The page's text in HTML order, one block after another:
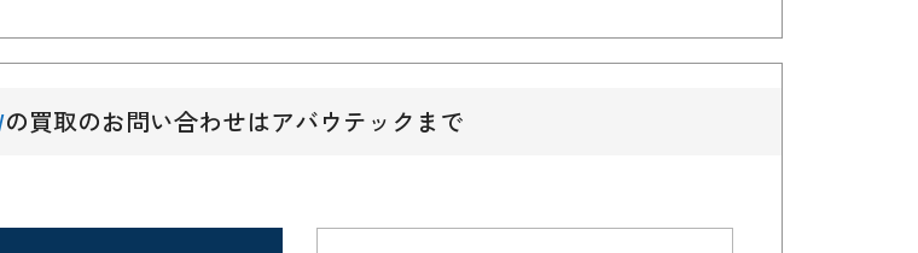
の買取のお問い合わせはアバウテックまで